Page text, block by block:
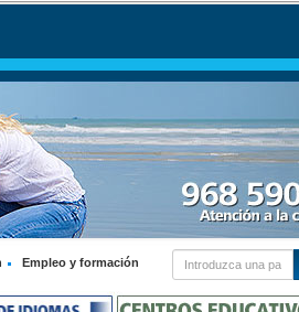
Empleo y formación